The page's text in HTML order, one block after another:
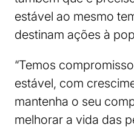
estável ao mesmo
destinam ações à
“Temos
estável, com
mantenha o seu
melhorar a vida das